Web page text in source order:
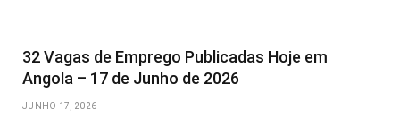
32 Vagas de Emprego Publicadas Hoje em
Angola – 17 de Junho de 2026
JUNHO 17, 2026